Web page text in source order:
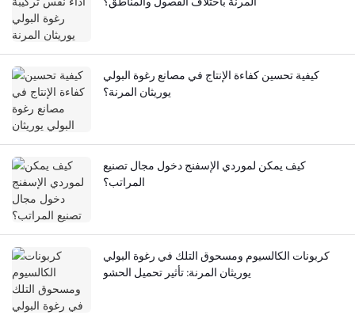
كيفية تحسين كفاءة الإنتاج في مصانع رغوة البولي
يوريثان المرنة؟
كيف يمكن لموردي الإسفنج دخول مجال تصنيع
المراتب؟
كربونات الكالسيوم ومسحوق التلك في رغوة البولي
يوريثان المرنة: تأثير تحميل الحشو